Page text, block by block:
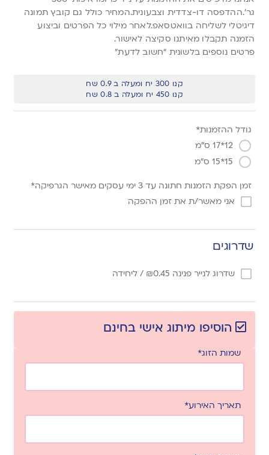
גר’.ההדפסה דו-צדדית וצבעונית.המחיר כולל גם קובץ תמונה
דיגיטלי לשליחה בוואטסאפ.לאחר מילוי כל הפרטים וביצוע
הזמנה תקבלו מאיתנו סקיצה לאישור.
פרטים נוספים בלשונית “חשוב לדעת”
קנו 300 יח ומעלה ב 0.9 שח
קנו 450 יח ומעלה ב 0.8 שח
גודל ההזמנות*
12*17 ס"מ
15*15 ס"מ
זמן הפקת הזמנות חתונה עד 3 ימי עסקים מאישר הגרפיקה*
אני מאשר/ת את זמן ההפקה
שדרוגים
שדרוג לנייר פנינה ₪0.45 / ליחידה
הוסיפו מיתוג אישי בחינם
שמות הזוג*
תאריך האירוע*